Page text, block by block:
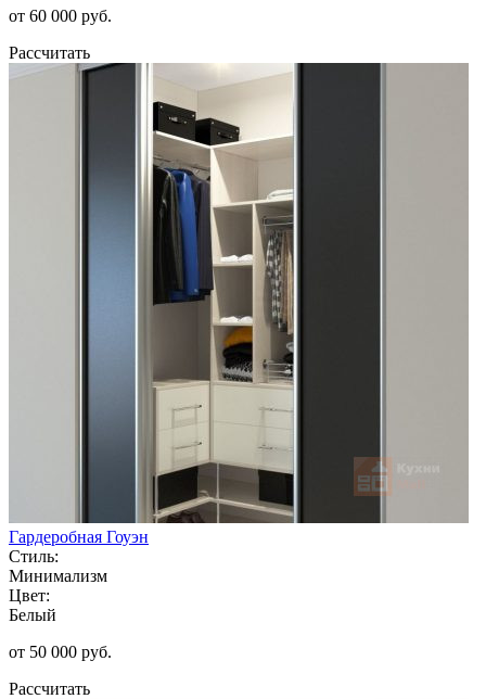
от 60 000 руб.
Рассчитать
Гардеробная Гоуэн
Стиль:
Минимализм
Цвет:
Белый
от 50 000 руб.
Рассчитать